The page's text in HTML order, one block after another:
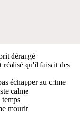
dérangé
réalisé qu'il faisait des
échapper au crime
calme
temps
mourir